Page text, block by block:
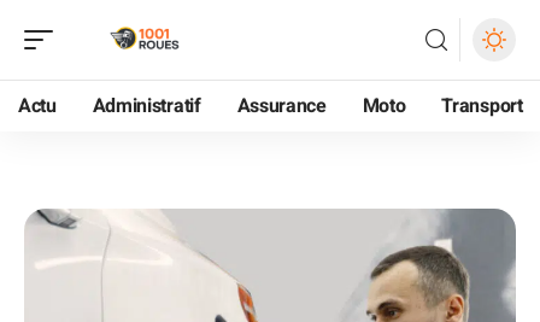
Actu Administratif Assurance Moto Transport